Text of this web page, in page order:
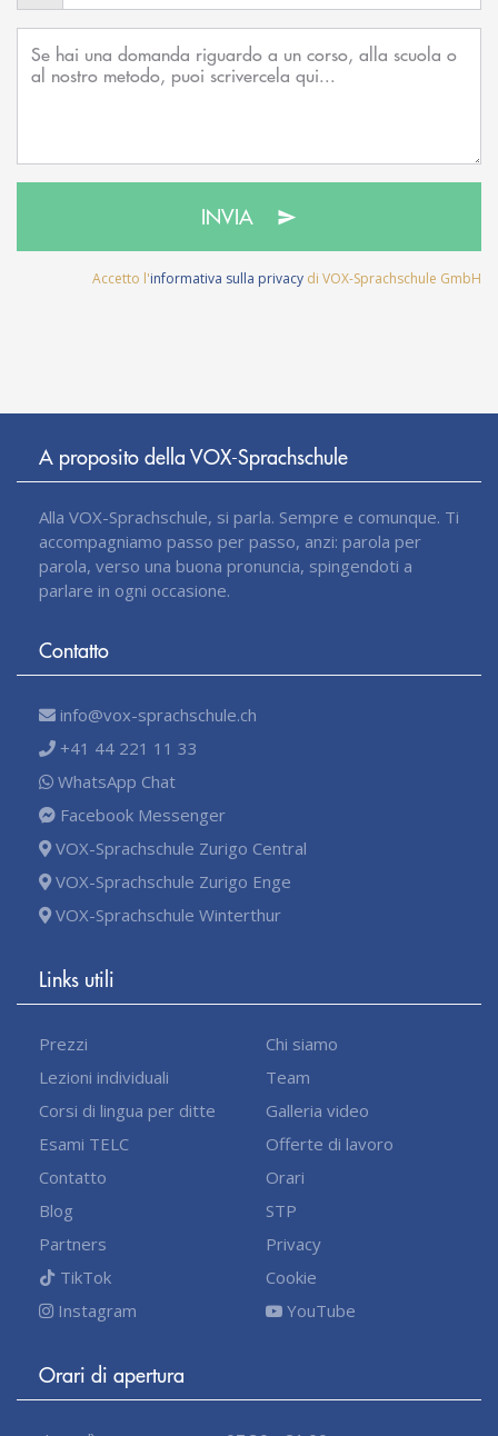
INVIA
Accetto l'informativa sulla privacy di VOX-Sprachschule GmbH
A proposito della VOX-Sprachschule
Alla VOX-Sprachschule, si parla. Sempre e comunque. Ti
accompagniamo passo per passo, anzi: parola per
parola, verso una buona pronuncia, spingendoti a
parlare in ogni occasione.
Contatto
info@vox-sprachschule.ch
+41 44 221 11 33
WhatsApp Chat
Facebook Messenger
VOX-Sprachschule Zurigo Central
VOX-Sprachschule Zurigo Enge
VOX-Sprachschule Winterthur
Links utili
Prezzi
Lezioni individuali
Corsi di lingua per ditte
Esami TELC
Contatto
Blog
Partners
TikTok
Instagram
Chi siamo
Team
Galleria video
Offerte di lavoro
Orari
STP
Privacy
Cookie
YouTube
Orari di apertura